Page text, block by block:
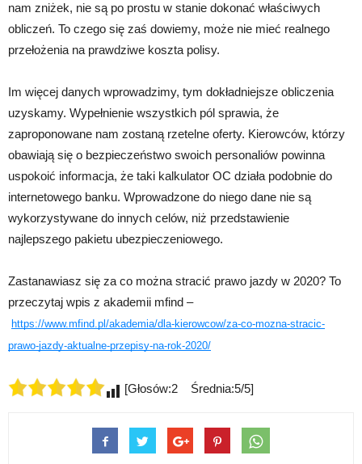
nam zniżek, nie są po prostu w stanie dokonać właściwych
obliczeń. To czego się zaś dowiemy, może nie mieć realnego
przełożenia na prawdziwe koszta polisy.
Im więcej danych wprowadzimy, tym dokładniejsze obliczenia
uzyskamy. Wypełnienie wszystkich pól sprawia, że
zaproponowane nam zostaną rzetelne oferty. Kierowców, którzy
obawiają się o bezpieczeństwo swoich personaliów powinna
uspokoić informacja, że taki kalkulator OC działa podobnie do
internetowego banku. Wprowadzone do niego dane nie są
wykorzystywane do innych celów, niż przedstawienie
najlepszego pakietu ubezpieczeniowego.
Zastanawiasz się za co można stracić prawo jazdy w 2020? To
przeczytaj wpis z akademii mfind –
https://www.mfind.pl/akademia/dla-kierowcow/za-co-mozna-stracic-
prawo-jazdy-aktualne-przepisy-na-rok-2020/
[Głosów:2 Średnia:5/5]